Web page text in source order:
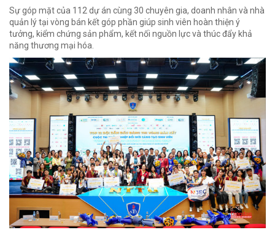
Sự góp mặt của 112 dự án cùng 30 chuyên gia, doanh nhân và nhà
quản lý tại vòng bán kết góp phần giúp sinh viên hoàn thiện ý
tưởng, kiểm chứng sản phẩm, kết nối nguồn lực và thúc đẩy khả
năng thương mại hóa.